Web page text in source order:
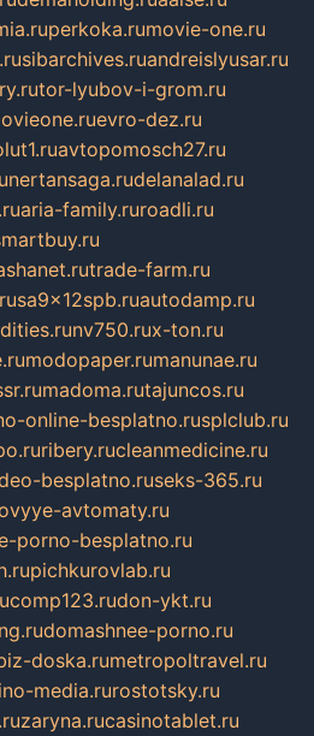
perkoka.rumovie-one.ru
sibarchives.ruandreislyusar.ru
tor-lyubov-i-grom.ru
evro-dez.ru
avtopomosch27.ru
nertansaga.rudelanalad.ru
aria-family.ruroadli.ru
trade-farm.ru
autodamp.ru
nv750.rux-ton.ru
modopaper.rumanunae.ru
madoma.rutajuncos.ru
online-besplatno.rusplclub.ru
ribery.rucleanmedicine.ru
besplatno.ruseks-365.ru
avtomaty.ru
porno-besplatno.ru
pichkurovlab.ru
comp123.rudon-ykt.ru
domashnee-porno.ru
doska.rumetropoltravel.ru
media.rurostotsky.ru
zaryna.rucasinotablet.ru